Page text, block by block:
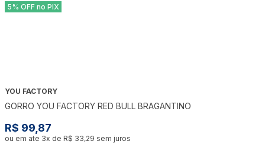
5% OFF no PIX
YOU FACTORY
GORRO YOU FACTORY RED BULL BRAGANTINO
R$ 99,87
ou em ate 3x de R$ 33,29 sem juros